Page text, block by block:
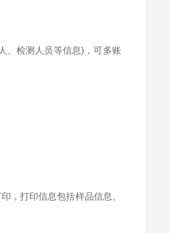
、检测人员等信息)，可多账
，打印信息包括样品信息、